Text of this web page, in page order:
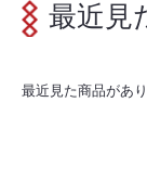
最近見
最近見た商品があり